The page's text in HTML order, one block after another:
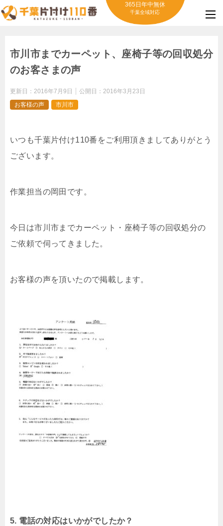
365日年中無休
千葉全域対応
市川市までカーペット、座椅子等の回収処分
のお客さまの声
更新日： 2016年7月9日 公開日： 2016年3月23日
お客様の声
市川市
いつも千葉片付け110番をご利用頂きましてありがとう
ございます。
作業担当の岡田です。
今日は市川市までカーペット・座椅子等の回収処分の
ご依頼で伺ってきました。
お客様の声を頂いたので掲載します。
5. 電話の対応はいかがでしたか？